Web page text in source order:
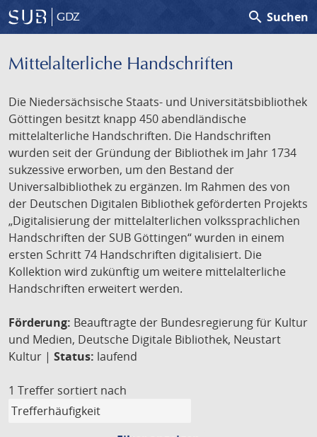
GDZ search Suchen
Mittelalterliche Handschriften
Die Niedersächsische Staats- und Universitätsbibliothek
Göttingen besitzt knapp 450 abendländische
mittelalterliche Handschriften. Die Handschriften
wurden seit der Gründung der Bibliothek im Jahr 1734
sukzessive erworben, um den Bestand der
Universalbibliothek zu ergänzen. Im Rahmen des von
der Deutschen Digitalen Bibliothek geförderten Projekts
„Digitalisierung der mittelalterlichen volkssprachlichen
Handschriften der SUB Göttingen“ wurden in einem
ersten Schritt 74 Handschriften digitalisiert. Die
Kollektion wird zukünftig um weitere mittelalterliche
Handschriften erweitert werden.
Förderung: Beauftragte der Bundesregierung für Kultur
und Medien, Deutsche Digitale Bibliothek, Neustart
Kultur | Status: laufend
1 Treffer sortiert nach